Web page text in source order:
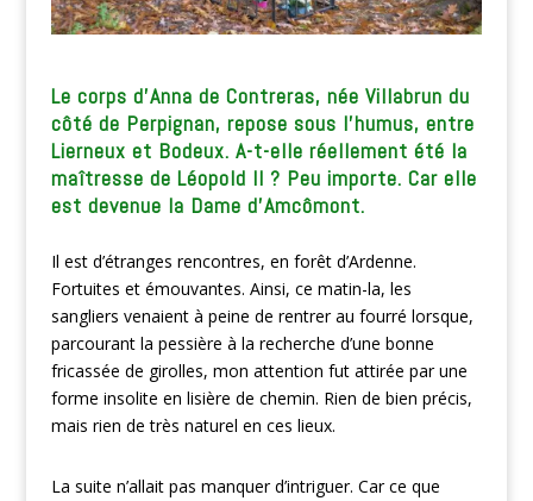
Le corps d’Anna de Contreras, née Villabrun du
côté de Perpignan, repose sous l’humus, entre
Lierneux et Bodeux. A-t-elle réellement été la
maîtresse de Léopold II ? Peu importe. Car elle
est devenue la Dame d’Amcômont.
Il est d’étranges rencontres, en forêt d’Ardenne.
Fortuites et émouvantes. Ainsi, ce matin-la, les
sangliers venaient à peine de rentrer au fourré lorsque,
parcourant la pessière à la recherche d’une bonne
fricassée de girolles, mon attention fut attirée par une
forme insolite en lisière de chemin. Rien de bien précis,
mais rien de très naturel en ces lieux.
La suite n’allait pas manquer d’intriguer. Car ce que